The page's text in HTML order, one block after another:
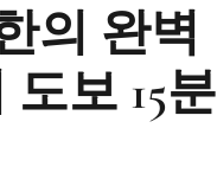
의 완벽
보 15분